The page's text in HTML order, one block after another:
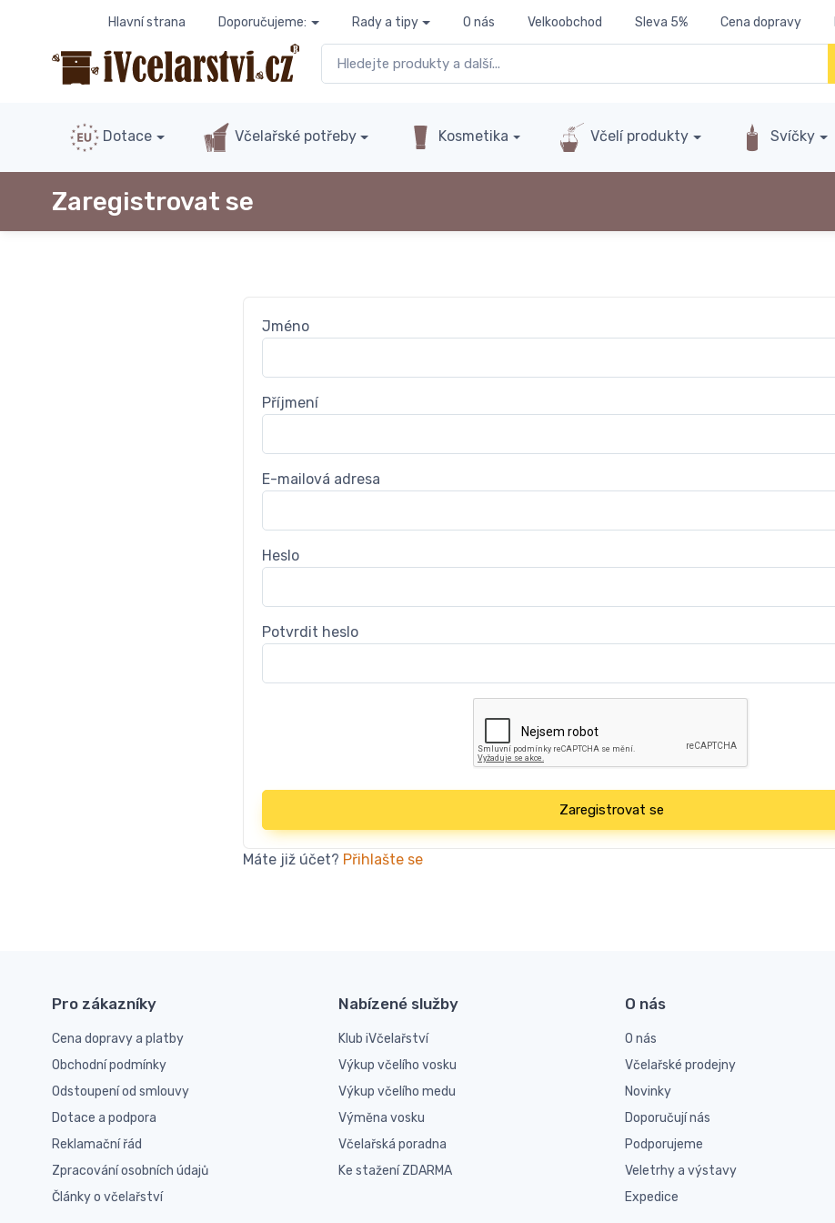
Hlavní strana Doporučujeme: Rady a tipy O nás Velkoobchod Sleva 5% Cena dopravy
Dotace Včelařské potřeby Kosmetika Včelí produkty Svíčky
Zaregistrovat se
Jméno
Příjmení
E-mailová adresa
Heslo
Potvrdit heslo
Zaregistrovat se
Máte již účet? Přihlašte se
Pro zákazníky
Cena dopravy a platby
Obchodní podmínky
Odstoupení od smlouvy
Dotace a podpora
Reklamační řád
Zpracování osobních údajů
Články o včelařství
Nabízené služby
Klub iVčelařství
Výkup včelího vosku
Výkup včelího medu
Výměna vosku
Včelařská poradna
Ke stažení ZDARMA
O nás
O nás
Včelařské prodejny
Novinky
Doporučují nás
Podporujeme
Veletrhy a výstavy
Expedice